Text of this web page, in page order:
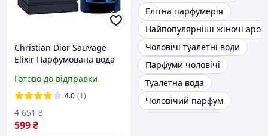
Christian Dior Sauvage
Elixir Парфумована вода
Готово до відправки
4.0 (1)
599₴
4 651 ₴
Елітна парфумерія
Найпопулярніші жіночі
Чоловічі туалетні води
Парфуми чоловічі
Туалетна вода
Чоловічий парфум